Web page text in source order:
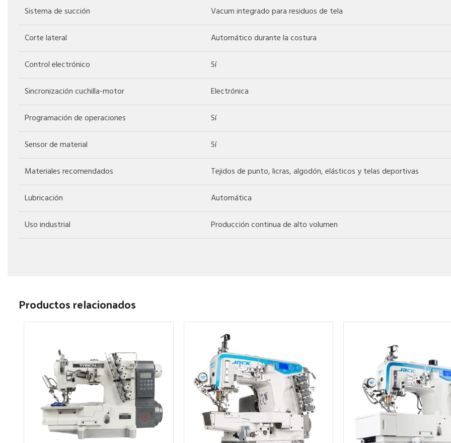
Sistema de succión Vacum integrado para residuos de tela
Corte lateral Automático durante la costura
Control electrónico Sí
Sincronización cuchilla-motor Electrónica
Programación de operaciones Sí
Sensor de material Sí
Materiales recomendados Tejidos de punto, licras, algodón, elásticos y telas deportivas
Lubricación Automática
Uso industrial Producción continua de alto volumen
Productos relacionados